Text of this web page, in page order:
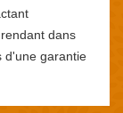
dans
d'une garantie